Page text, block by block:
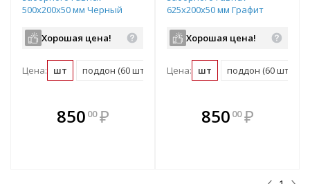
500х200х50 мм Черный
Хорошая цена!
Цена: шт поддон (60 шт)
850 00 ₽
В комплекте
всегда выгоднее!
625х200х50 мм Графит
Хорошая цена!
Цена: шт поддон (60 шт)
В комплекте
всегда выгоднее!
850 00 ₽